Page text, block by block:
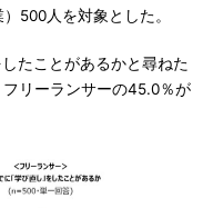
500人を対象とした。
たことがあるかと尋ねた
リーランサーの45.0％が